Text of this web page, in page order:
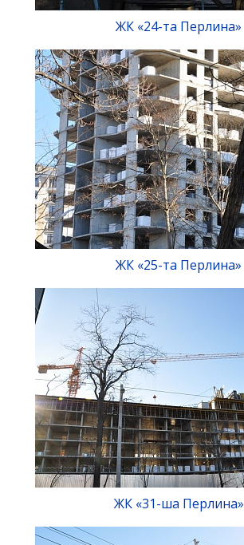
ЖК «24-та Перлина»
ЖК «25-та Перлина»
ЖК «31-ша Перлина»